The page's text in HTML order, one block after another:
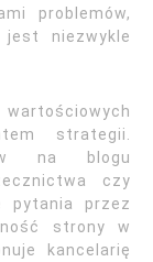
problemów,
niezwykle
strategii.
na blogu
czy
pytania przez
strony w
kancelarię